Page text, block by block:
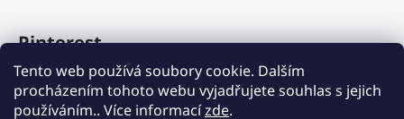
Tento web používá soubory cookie. Dalším
procházením tohoto webu vyjadřujete souhlas s jejich
používáním.. Více informacízde.
Pinterest